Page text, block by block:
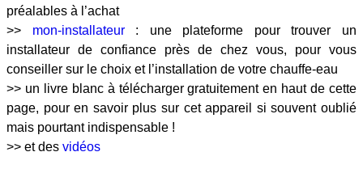
préalables à l’achat
>> mon-installateur: une plateforme pour trouver un
installateur de confiance près de chez vous, pour vous
conseiller sur le choix et l’installation de votre chauffe-eau
>> un livre blanc à télécharger gratuitement en haut de cette
page, pour en savoir plus sur cet appareil si souvent oublié
mais pourtant indispensable !
>> et des vidéos